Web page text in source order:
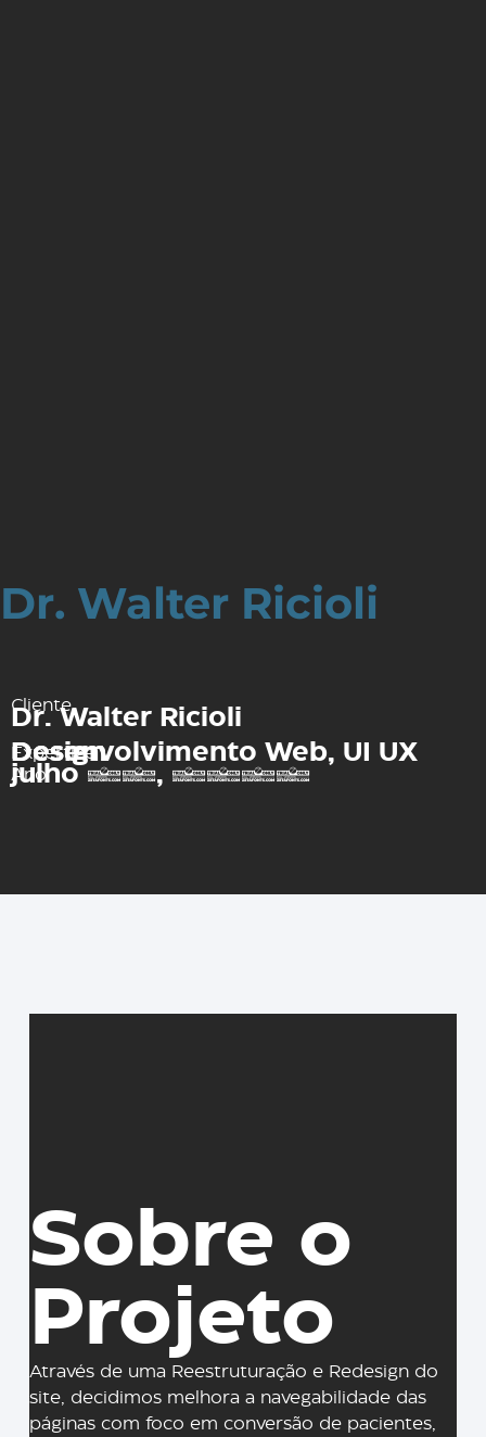
Dr. Walter Ricioli
Cliente
Dr. Walter Ricioli
Expertize
Desenvolvimento Web,
UI UX Design
Ano
julho 22, 2024
Sobre o
Projeto
Através de uma Reestruturação e Redesign do
site, decidimos melhora a navegabilidade das
páginas com foco em conversão de pacientes,